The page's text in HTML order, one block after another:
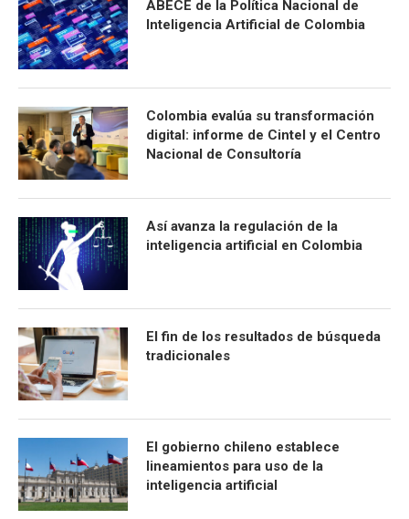
ABECÉ de la Política Nacional de
Inteligencia Artificial de Colombia
Colombia evalúa su transformación
digital: informe de Cintel y el Centro
Nacional de Consultoría
Así avanza la regulación de la
inteligencia artificial en Colombia
El fin de los resultados de búsqueda
tradicionales
El gobierno chileno establece
lineamientos para uso de la
inteligencia artificial